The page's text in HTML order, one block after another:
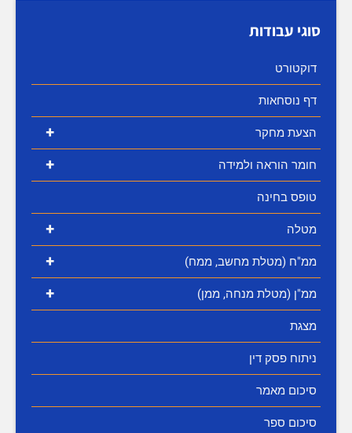
סוגי עבודות
דוקטורט
דף נוסחאות
+ הצעת מחקר
+
חומר הוראה ולמידה
טופס בחינה
+ מטלה
+ ממ"ח (מטלת מחשב, ממח)
+
ממ"ן (מטלת מנחה, ממן)
מצגת
ניתוח פסק דין
סיכום מאמר
סיכום ספר